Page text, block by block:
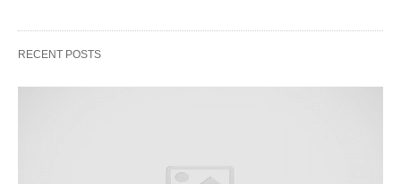
RECENT POSTS